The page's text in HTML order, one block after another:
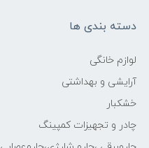
دسته بندی ها
لوازم خانگی
آرایشی و بهداشتی
خشکبار
چادر و تجهیزات کمپینگ